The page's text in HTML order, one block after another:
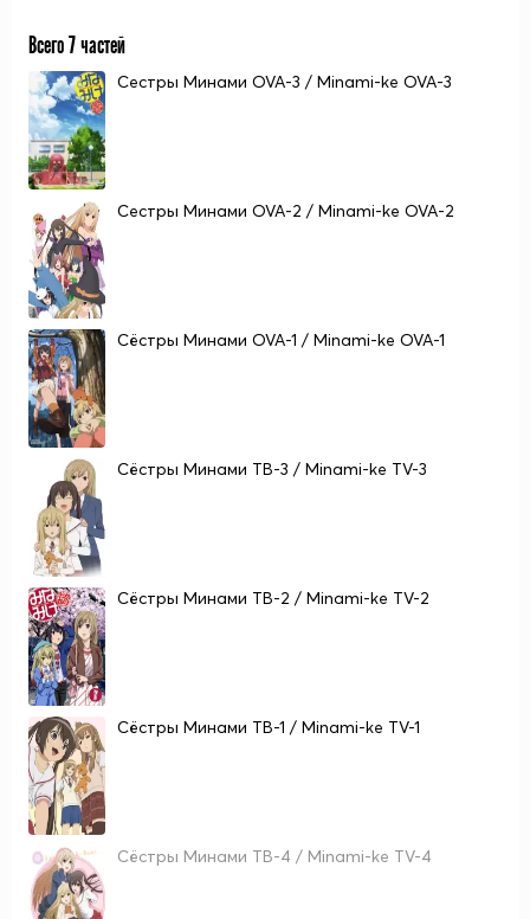
Всего 7 частей
Сестры Минами OVA-3 / Minami-ke OVA-3
Сестры Минами OVA-2 / Minami-ke OVA-2
Сёстры Минами OVA-1 / Minami-ke OVA-1
Сёстры Минами ТВ-3 / Minami-ke TV-3
Сёстры Минами ТВ-2 / Minami-ke TV-2
Сёстры Минами ТВ-1 / Minami-ke TV-1
Сёстры Минами ТВ-4 / Minami-ke TV-4